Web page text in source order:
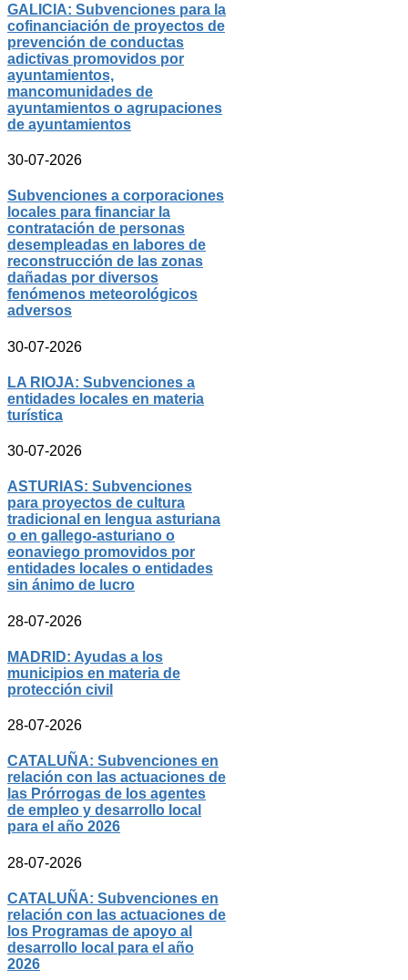
GALICIA: Subvenciones para la
cofinanciación de proyectos de
prevención de conductas
adictivas promovidos por
ayuntamientos,
mancomunidades de
ayuntamientos o agrupaciones
de ayuntamientos
30-07-2026
Subvenciones a corporaciones
locales para financiar la
contratación de personas
desempleadas en labores de
reconstrucción de las zonas
dañadas por diversos
fenómenos meteorológicos
adversos
30-07-2026
LA RIOJA: Subvenciones a
entidades locales en materia
turística
30-07-2026
ASTURIAS: Subvenciones
para proyectos de cultura
tradicional en lengua asturiana
o en gallego-asturiano o
eonaviego promovidos por
entidades locales o entidades
sin ánimo de lucro
28-07-2026
MADRID: Ayudas a los
municipios en materia de
protección civil
28-07-2026
CATALUÑA: Subvenciones en
relación con las actuaciones de
las Prórrogas de los agentes
de empleo y desarrollo local
para el año 2026
28-07-2026
CATALUÑA: Subvenciones en
relación con las actuaciones de
los Programas de apoyo al
desarrollo local para el año
2026